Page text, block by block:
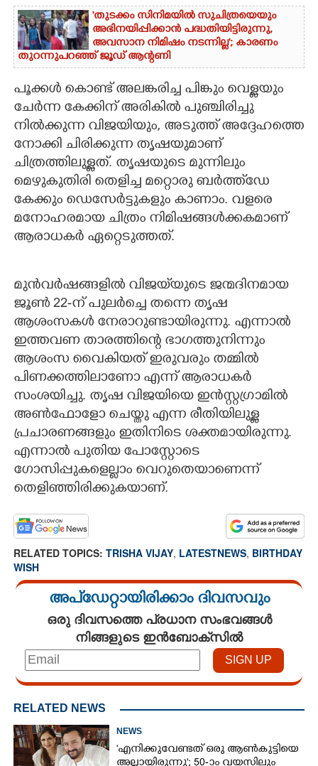
'തുടക്കം സിനിമയിൽ സുചിത്രയെയും
അഭിനയിപ്പിക്കാൻ പദ്ധതിയിട്ടിരുന്നു,​
അവസാന നിമിഷം നടന്നില്ല'; കാരണം
തുറന്നുപറഞ്ഞ് ജൂഡ് ആന്റണി
പൂക്കൾ കൊണ്ട് അലങ്കരിച്ച പിങ്കും വെള്ളയും
ചേർന്ന കേക്കിന് അരികിൽ പുഞ്ചിരിച്ചു
നിൽക്കുന്ന വിജയിയും, അടുത്ത് അദ്ദേഹത്തെ
നോക്കി ചിരിക്കുന്ന തൃഷയുമാണ്
ചിത്രത്തിലുള്ളത്. തൃഷയുടെ മുന്നിലും
മെഴുകുതിരി തെളിച്ച മറ്റൊരു ബർത്ത്‌ഡേ
കേക്കും ഡെസേർട്ടുകളും കാണാം. വളരെ
മനോഹരമായ ചിത്രം നിമിഷങ്ങൾക്കകമാണ്
ആരാധകർ ഏറ്റെടുത്തത്.
മുൻവർഷങ്ങളിൽ വിജയ്‌യുടെ ജന്മദിനമായ
ജൂൺ 22-ന് പുലർച്ചെ തന്നെ തൃഷ
ആശംസകൾ നേരാറുണ്ടായിരുന്നു. എന്നാൽ
ഇത്തവണ താരത്തിന്റെ ഭാഗത്തുനിന്നും
ആശംസ വൈകിയത് ഇരുവരും തമ്മിൽ
പിണക്കത്തിലാണോ എന്ന് ആരാധകർ
സംശയിച്ചു. തൃഷ വിജയിയെ ഇൻസ്റ്റഗ്രാമിൽ
അൺഫോളോ ചെയ്തു എന്ന രീതിയിലുള്ള
പ്രചാരണങ്ങളും ഇതിനിടെ ശക്തമായിരുന്നു.
എന്നാൽ പുതിയ പോസ്റ്റോടെ
ഗോസിപ്പുകളെല്ലാം വെറുതെയാണെന്ന്
തെളിഞ്ഞിരിക്കുകയാണ്.
RELATED TOPICS: TRISHA VIJAY, LATESTNEWS, BIRTHDAY
WISH
അപ്ഡേറ്റായിരിക്കാം ദിവസവും
ഒരു ദിവസത്തെ പ്രധാന സംഭവങ്ങൾ
നിങ്ങളുടെ ഇൻബോക്സിൽ
RELATED NEWS
NEWS
'എനിക്കുവേണ്ടത് ഒരു ആൺകുട്ടിയെ
അല്ലായിരുന്നു'; 50-ാം വയസിലും